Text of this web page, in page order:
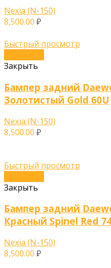
Nexia (N-150)
8,500.00 ₽
Быстрый просмотр
Закрыть
Бампер задний
Золотистый Gold 60U
Nexia (N-150)
8,500.00 ₽
Быстрый просмотр
Закрыть
Бампер задний
Красный Spinel Red
Nexia (N-150)
8,500.00 ₽